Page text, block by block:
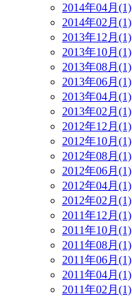
2014年04月(1)
2014年02月(1)
2013年12月(1)
2013年10月(1)
2013年08月(1)
2013年06月(1)
2013年04月(1)
2013年02月(1)
2012年12月(1)
2012年10月(1)
2012年08月(1)
2012年06月(1)
2012年04月(1)
2012年02月(1)
2011年12月(1)
2011年10月(1)
2011年08月(1)
2011年06月(1)
2011年04月(1)
2011年02月(1)